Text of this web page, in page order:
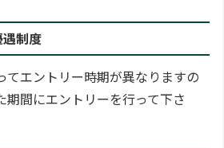
制度
てエントリー時期が異なりますの
期間にエントリーを行って下さ